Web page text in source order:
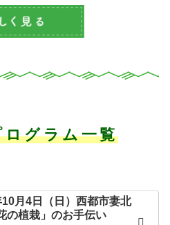
ログラム一覧
月4日（日）西都市妻北
の植栽」のお手伝い